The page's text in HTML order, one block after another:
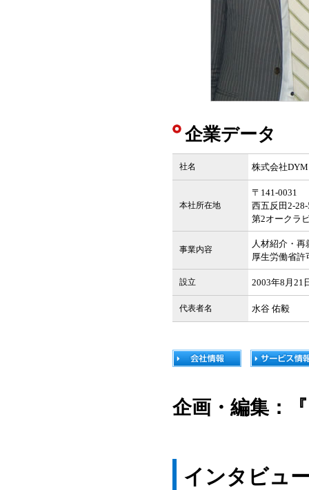
企業データ
社名 株式会社DYM
本社所在地
〒141-0031
西五反田2-
第2オークラ
事業内容
人材紹介・再
厚生労働省許
設立 2003年8月21
代表者名 水谷 佑毅
企画・編集：
インタビュ